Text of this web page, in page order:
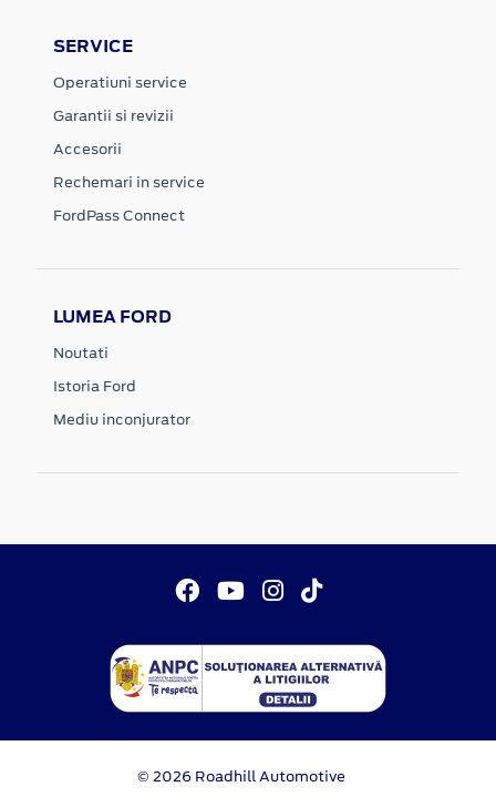
SERVICE
Operatiuni service
Garantii si revizii
Accesorii
Rechemari in service
FordPass Connect
LUMEA FORD
Noutati
Istoria Ford
Mediu inconjurator
© 2026 Roadhill Automotive